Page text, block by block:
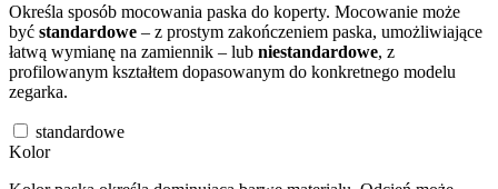
Określa sposób mocowania paska do koperty. Mocowanie może
być standardowe – z prostym zakończeniem paska, umożliwiające
łatwą wymianę na zamiennik – lub niestandardowe, z
profilowanym kształtem dopasowanym do konkretnego modelu
zegarka.
standardowe
Kolor